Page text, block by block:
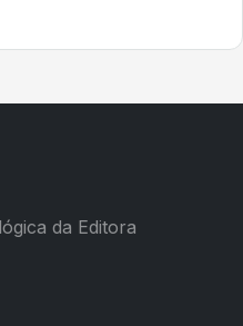
da Editora